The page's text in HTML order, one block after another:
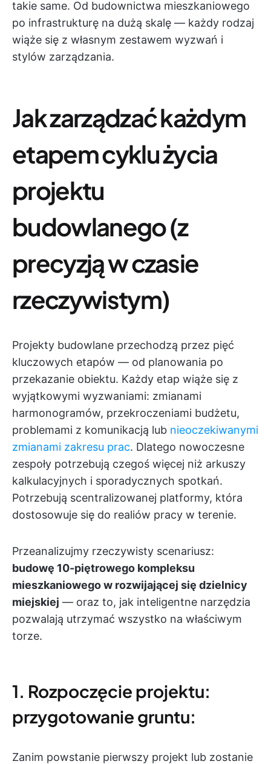
takie same. Od budownictwa mieszkaniowego
po infrastrukturę na dużą skalę — każdy rodzaj
wiąże się z własnym zestawem wyzwań i
stylów zarządzania.
Jak zarządzać każdym
etapem cyklu życia
projektu
budowlanego (z
precyzją w czasie
rzeczywistym)
Projekty budowlane przechodzą przez pięć
kluczowych etapów — od planowania po
przekazanie obiektu. Każdy etap wiąże się z
wyjątkowymi wyzwaniami: zmianami
harmonogramów, przekroczeniami budżetu,
problemami z komunikacją lub nieoczekiwanymi
zmianami zakresu prac. Dlatego nowoczesne
zespoły potrzebują czegoś więcej niż arkuszy
kalkulacyjnych i sporadycznych spotkań.
Potrzebują scentralizowanej platformy, która
dostosowuje się do realiów pracy w terenie.
Przeanalizujmy rzeczywisty scenariusz:
budowę 10-piętrowego kompleksu
mieszkaniowego w rozwijającej się dzielnicy
miejskiej — oraz to, jak inteligentne narzędzia
pozwalają utrzymać wszystko na właściwym
torze.
1. Rozpoczęcie projektu:
przygotowanie gruntu:
Zanim powstanie pierwszy projekt lub zostanie